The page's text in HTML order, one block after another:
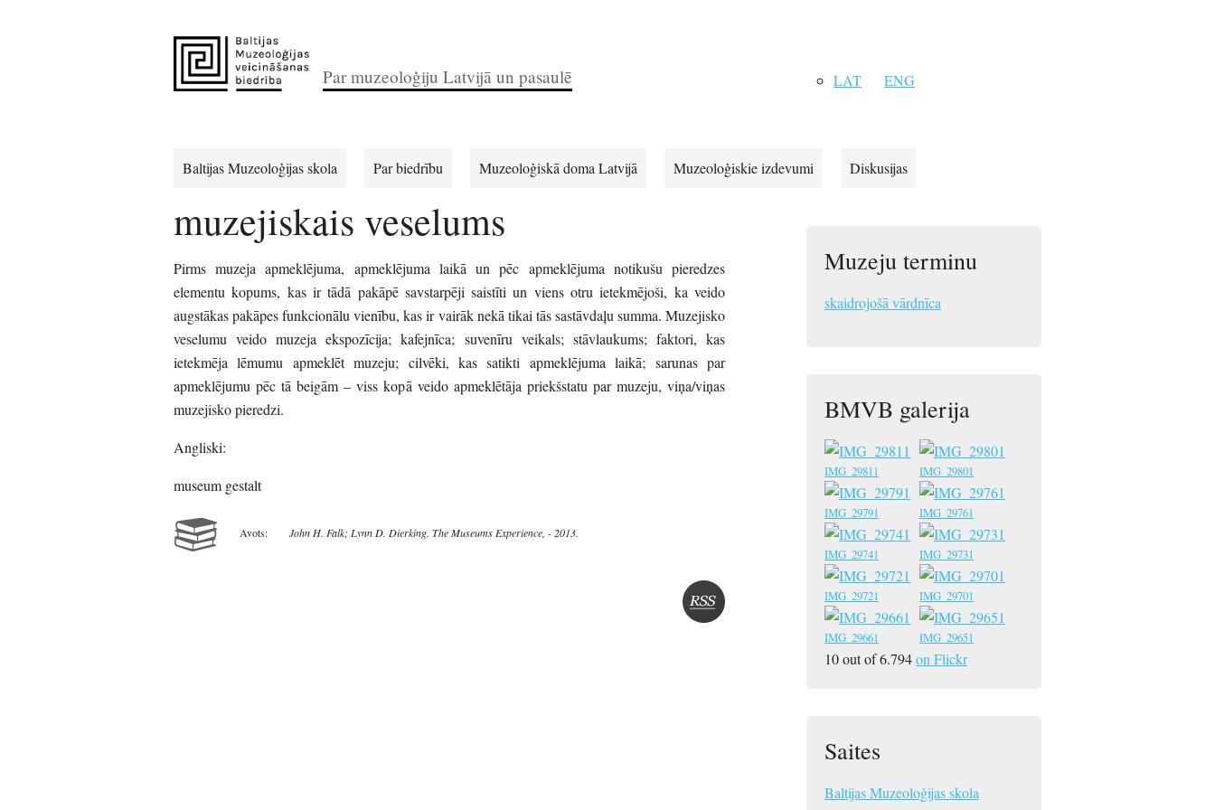
LAT ENG
Par muzeoloģiju Latvijā un pasaulē
Baltijas Muzeoloģijas skola Par biedrību Muzeoloģiskā doma Latvijā Muzeoloģiskie izdevumi Diskusijas
muzejiskais veselums
Pirms muzeja apmeklējuma, apmeklējuma laikā un pēc apmeklējuma notikušu pieredzes
elementu kopums, kas ir tādā pakāpē savstarpēji saistīti un viens otru ietekmējoši, ka veido
augstākas pakāpes funkcionālu vienību, kas ir vairāk nekā tikai tās sastāvdaļu summa. Muzejisko
veselumu veido muzeja ekspozīcija; kafejnīca; suvenīru veikals; stāvlaukums; faktori, kas
ietekmēja lēmumu apmeklēt muzeju; cilvēki, kas satikti apmeklējuma laikā; sarunas par
apmeklējumu pēc tā beigām – viss kopā veido apmeklētāja priekšstatu par muzeju, viņa/viņas
muzejisko pieredzi.
Angliski:
museum gestalt
Avots: John H. Falk; Lynn D. Dierking. The Museums Experience, - 2013.
Muzeju terminu
skaidrojošā vārdnīca
BMVB galerija
IMG_29811 IMG_29801
IMG_29791 IMG_29761
IMG_29741 IMG_29731
IMG_29721 IMG_29701
IMG_29661 IMG_29651
10 out of 6.794on Flickr
Saites
Baltijas Muzeoloģijas skola